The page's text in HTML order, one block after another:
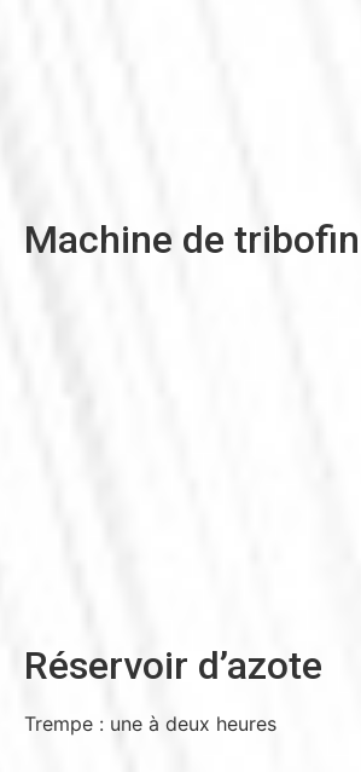
Machine de
Réservoir d’azote
Trempe : une à deux heures